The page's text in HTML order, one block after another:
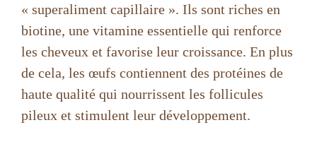
« superaliment capillaire ». Ils sont riches en
biotine, une vitamine essentielle qui renforce
les cheveux et favorise leur croissance. En plus
de cela, les œufs contiennent des protéines de
haute qualité qui nourrissent les follicules
pileux et stimulent leur développement.